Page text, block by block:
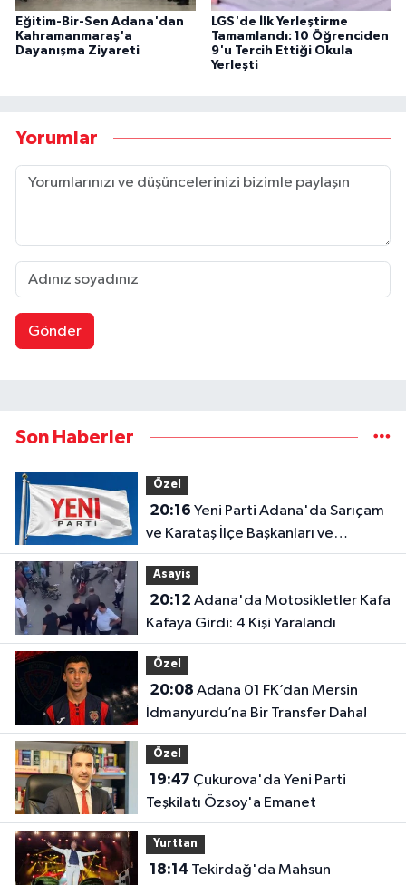
Eğitim-Bir-Sen Adana'dan
Kahramanmaraş'a
Dayanışma Ziyareti
LGS'de İlk Yerleştirme
Tamamlandı: 10 Öğrenciden
9'u Tercih Ettiği Okula
Yerleşti
Yorumlar
Gönder
Son Haberler
Özel
20:16
ve Karataş İlçe Başkanları ve
Yönetimleri Belirlendi
Asayiş
20:12
Kafaya Girdi: 4 Kişi Yaralandı
Özel
20:08
İdmanyurdu’na Bir Transfer Daha!
Özel
19:47
Teşkilatı Özsoy'a Emanet
Yurttan
18:14